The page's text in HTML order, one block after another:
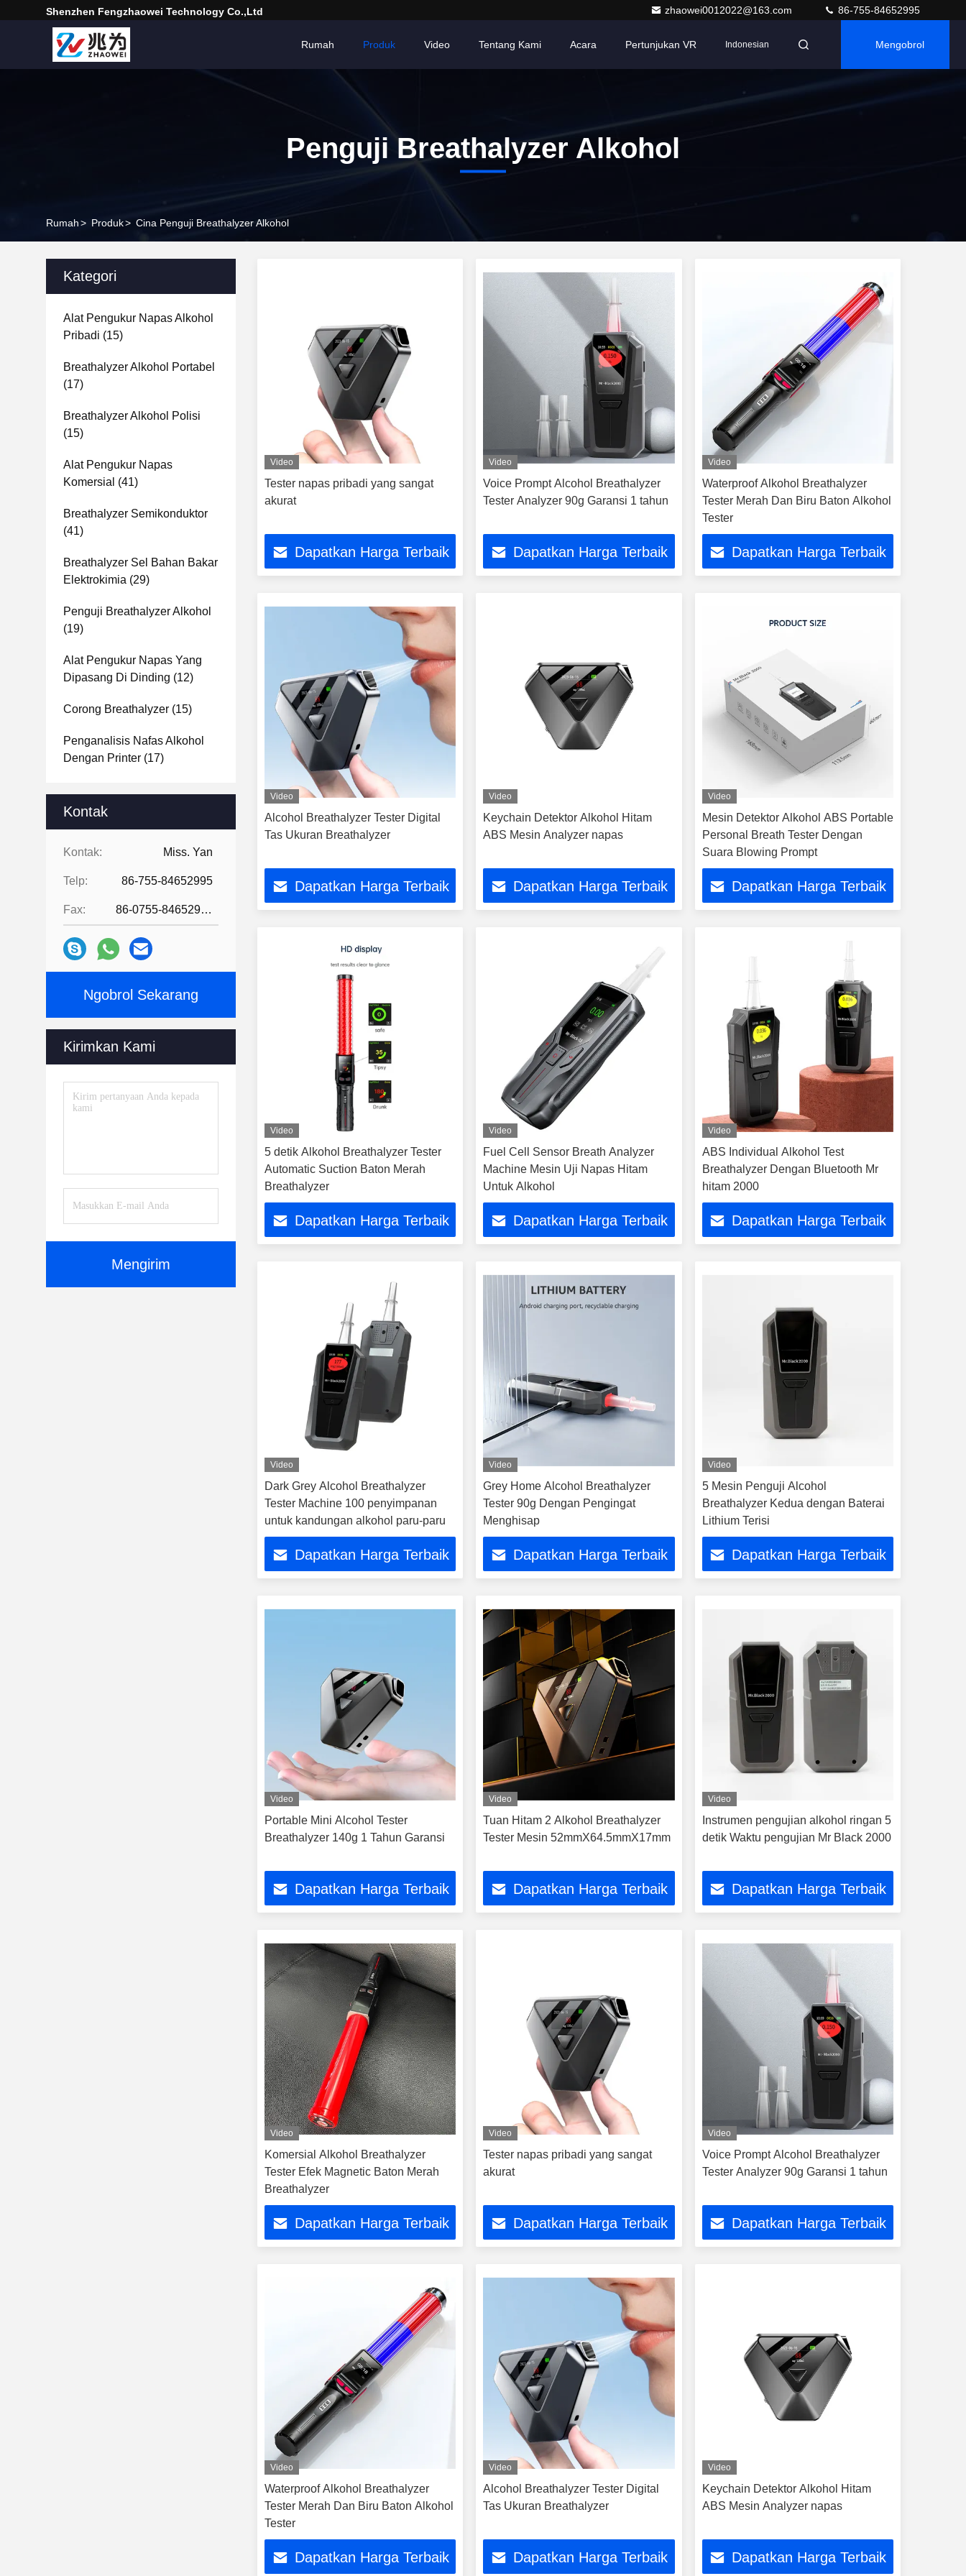
Shenzhen Fengzhaowei Technology Co.,Ltd zhaowei0012022@163.com 86-755-84652995
Rumah Produk Video Tentang Kami Acara Pertunjukan VR Indonesian Mengobrol
Penguji Breathalyzer Alkohol
Rumah> Produk> Cina Penguji Breathalyzer Alkohol
Kategori
Alat Pengukur Napas Alkohol
Pribadi (15)
Breathalyzer Alkohol Portabel
(17)
Breathalyzer Alkohol Polisi
(15)
Alat Pengukur Napas
Komersial (41)
Breathalyzer Semikonduktor
(41)
Breathalyzer Sel Bahan Bakar
Elektrokimia (29)
Penguji Breathalyzer Alkohol
(19)
Alat Pengukur Napas Yang
Dipasang Di Dinding (12)
Corong Breathalyzer (15)
Penganalisis Nafas Alkohol
Dengan Printer (17)
Kontak
Kontak: Miss. Yan
Telp: 86-755-84652995
Fax: 86-0755-84652995
Ngobrol Sekarang
Kirimkan Kami
Mengirim
Video
Tester napas pribadi yang sangat
akurat
Dapatkan Harga Terbaik
Video
Voice Prompt Alcohol Breathalyzer
Tester Analyzer 90g Garansi 1 tahun
Dapatkan Harga Terbaik
Video
Waterproof Alkohol Breathalyzer
Tester Merah Dan Biru Baton Alkohol
Tester
Dapatkan Harga Terbaik
Video
Alcohol Breathalyzer Tester Digital
Tas Ukuran Breathalyzer
Dapatkan Harga Terbaik
Video
Keychain Detektor Alkohol Hitam
ABS Mesin Analyzer napas
Dapatkan Harga Terbaik
Video
Mesin Detektor Alkohol ABS Portable
Personal Breath Tester Dengan
Suara Blowing Prompt
Dapatkan Harga Terbaik
Video
5 detik Alkohol Breathalyzer Tester
Automatic Suction Baton Merah
Breathalyzer
Dapatkan Harga Terbaik
Video
Fuel Cell Sensor Breath Analyzer
Machine Mesin Uji Napas Hitam
Untuk Alkohol
Dapatkan Harga Terbaik
Video
ABS Individual Alkohol Test
Breathalyzer Dengan Bluetooth Mr
hitam 2000
Dapatkan Harga Terbaik
Video
Dark Grey Alcohol Breathalyzer
Tester Machine 100 penyimpanan
untuk kandungan alkohol paru-paru
Dapatkan Harga Terbaik
Video
Grey Home Alcohol Breathalyzer
Tester 90g Dengan Pengingat
Menghisap
Dapatkan Harga Terbaik
Video
5 Mesin Penguji Alcohol
Breathalyzer Kedua dengan Baterai
Lithium Terisi
Dapatkan Harga Terbaik
Video
Portable Mini Alcohol Tester
Breathalyzer 140g 1 Tahun Garansi
Dapatkan Harga Terbaik
Video
Tuan Hitam 2 Alkohol Breathalyzer
Tester Mesin 52mmX64.5mmX17mm
Dapatkan Harga Terbaik
Video
Instrumen pengujian alkohol ringan 5
detik Waktu pengujian Mr Black 2000
Dapatkan Harga Terbaik
Video
Komersial Alkohol Breathalyzer
Tester Efek Magnetic Baton Merah
Breathalyzer
Dapatkan Harga Terbaik
Video
Tester napas pribadi yang sangat
akurat
Dapatkan Harga Terbaik
Video
Voice Prompt Alcohol Breathalyzer
Tester Analyzer 90g Garansi 1 tahun
Dapatkan Harga Terbaik
Video
Waterproof Alkohol Breathalyzer
Tester Merah Dan Biru Baton Alkohol
Tester
Dapatkan Harga Terbaik
Video
Alcohol Breathalyzer Tester Digital
Tas Ukuran Breathalyzer
Dapatkan Harga Terbaik
Video
Keychain Detektor Alkohol Hitam
ABS Mesin Analyzer napas
Dapatkan Harga Terbaik